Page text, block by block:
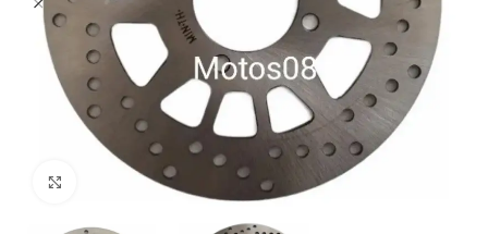
Click to enlarge